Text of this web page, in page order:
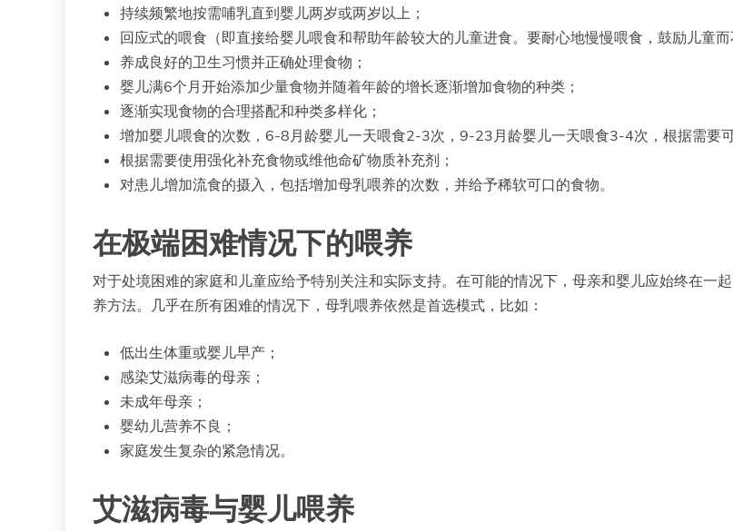
持续频繁地按需哺乳直到婴儿两岁或两岁以上；
回应式的喂食（即直接给婴儿喂食和帮助年龄较大的儿童进食。要耐心地慢慢喂食，鼓励儿童
养成良好的卫生习惯并正确处理食物；
婴儿满6个月开始添加少量食物并随着年龄的增长逐渐增加食物的种类；
逐渐实现食物的合理搭配和种类多样化；
增加婴儿喂食的次数，6-8月龄婴儿一天喂食2-3次，9-23月龄婴儿一天喂食3-4次，根据需要
根据需要使用强化补充食物或维他命矿物质补充剂；
对患儿增加流食的摄入，包括增加母乳喂养的次数，并给予稀软可口的食物。
在极端困难情况下的喂养
对于处境困难的家庭和儿童应给予特别关注和实际支持。在可能的情况下，母亲和婴儿应始终在一
养方法。几乎在所有困难的情况下，母乳喂养依然是首选模式，比如：
低出生体重或婴儿早产；
感染艾滋病毒的母亲；
未成年母亲；
婴幼儿营养不良；
家庭发生复杂的紧急情况。
艾滋病毒与婴儿喂养